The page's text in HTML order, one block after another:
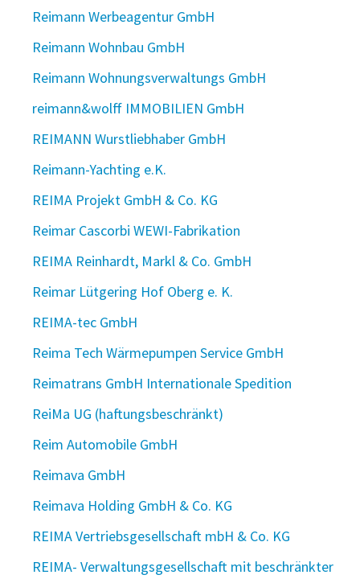
Reimann Werbeagentur GmbH
Reimann Wohnbau GmbH
Reimann Wohnungsverwaltungs GmbH
reimann&wolff IMMOBILIEN GmbH
REIMANN Wurstliebhaber GmbH
Reimann-Yachting e.K.
REIMA Projekt GmbH & Co. KG
Reimar Cascorbi WEWI-Fabrikation
REIMA Reinhardt, Markl & Co. GmbH
Reimar Lütgering Hof Oberg e. K.
REIMA-tec GmbH
Reima Tech Wärmepumpen Service GmbH
Reimatrans GmbH Internationale Spedition
ReiMa UG (haftungsbeschränkt)
Reim Automobile GmbH
Reimava GmbH
Reimava Holding GmbH & Co. KG
REIMA Vertriebsgesellschaft mbH & Co. KG
REIMA- Verwaltungsgesellschaft mit beschränkter